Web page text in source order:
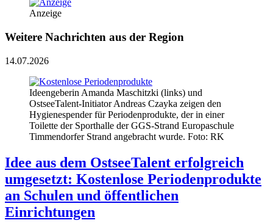
Anzeige
Weitere Nachrichten aus der Region
14.07.2026
Ideengeberin Amanda Maschitzki (links) und
OstseeTalent-Initiator Andreas Czayka zeigen den
Hygienespender für Periodenprodukte, der in einer
Toilette der Sporthalle der GGS-Strand Europaschule
Timmendorfer Strand angebracht wurde. Foto: RK
Idee aus dem OstseeTalent erfolgreich
umgesetzt: Kostenlose Periodenprodukte
an Schulen und öffentlichen
Einrichtungen